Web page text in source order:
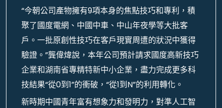
“今朝公司產物擁有9項本身的焦點技巧和專利，積
聚了國度電網、中國中車、中山年夜學等大批客
戶。一批原創性技巧在客戶現實周遭的狀況中獲得
驗證。”龔偉煒說，本年公司預計請求國度高新技巧
企業和湖南省專精特新中小企業，盡力完成更多科
技結果“從0到1”的衝破，“從1到N”的利用轉化。
新時期中國青年富有想象力和發明力，對準人工智